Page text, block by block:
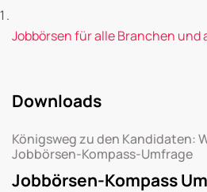
Jobbörsen für alle Branchen und
Downloads
Königsweg zu den Kandidaten:
Jobbörsen-Kompass-Umfrage
Jobbörsen-Kompass